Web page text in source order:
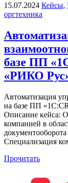
15.07.2024 Кейсы,
оргтехника
базе ПП
«РИКО
Автоматизация
на базе ПП
Описание кейса:
компанией в
Специализация
Прочитать